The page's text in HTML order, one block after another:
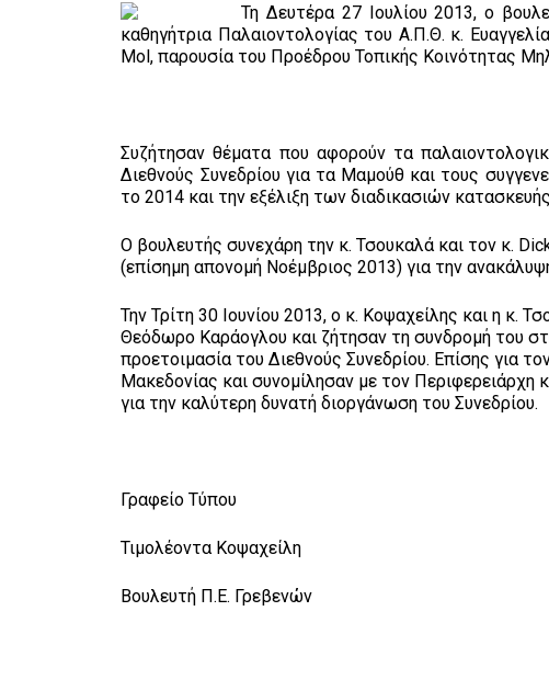
Τη Δευτέρα 27 Ιουλίου 2013, ο
καθηγήτρια Παλαιοντολογίας του Α.Π.Θ. κ.
Mol, παρουσία του Προέδρου Τοπικής Κοινότητας
Συζήτησαν θέματα που αφορούν τα
Διεθνούς Συνεδρίου για τα Μαμούθ και τους
το 2014 και την εξέλιξη των διαδικασιών
Ο βουλευτής συνεχάρη την κ. Τσουκαλά και τον κ.
(επίσημη απονομή Νοέμβριος 2013) για την
Την Τρίτη 30 Ιουνίου 2013, ο κ. Κοψαχείλης και η κ.
Θεόδωρο Καράογλου και ζήτησαν τη συνδρομή του
προετοιμασία του Διεθνούς Συνεδρίου. Επίσης για
Μακεδονίας και συνομίλησαν με τον Περιφερειάρχη
για την καλύτερη δυνατή διοργάνωση του Συνεδρίου.
Γραφείο Τύπου
Τιμολέοντα Κοψαχείλη
Βουλευτή Π.Ε. Γρεβενών